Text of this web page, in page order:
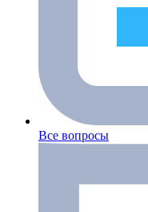
Все вопросы